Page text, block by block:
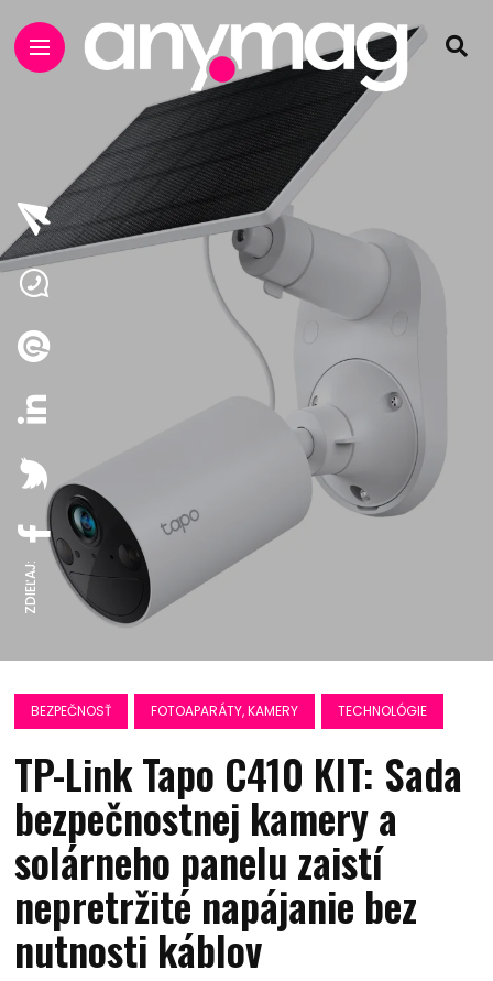
ZDIEĽAJ:
BEZPEČNOSŤ FOTOAPARÁTY, KAMERY TECHNOLÓGIE
TP-Link Tapo C410 KIT: Sada
bezpečnostnej kamery a
solárneho panelu zaistí
nepretržité napájanie bez
nutnosti káblov